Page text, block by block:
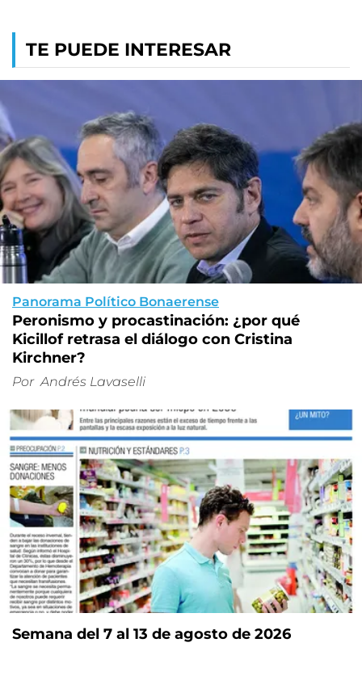
TE PUEDE INTERESAR
Panorama Político Bonaerense
Peronismo y procastinación: ¿por qué
Kicillof retrasa el diálogo con Cristina
Kirchner?
Por Andrés Lavaselli
Semana del 7 al 13 de agosto de 2026